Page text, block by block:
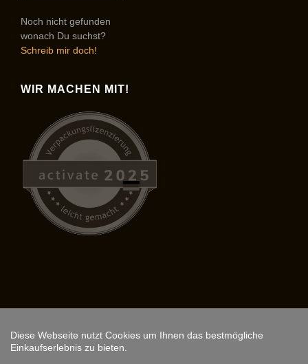
Noch nicht gefunden
wonach Du suchst?
Schreib mir doch!
WIR MACHEN MIT!
Copyright © 2026, ARS FANTASIO.
Diese Webseite nutzt Cookies um Ihnen das bestmögliche
Einkaufserlebnis zu bieten.